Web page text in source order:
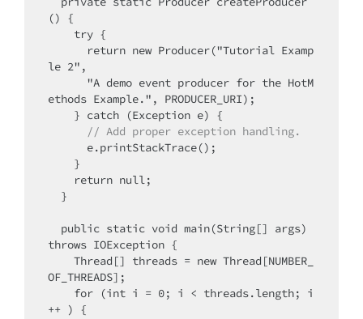
() {
le 2",
ethods Example.", PRODUCER_URI);
// Add proper exception handling.
throws IOException {
OF_THREADS];
++ ) {